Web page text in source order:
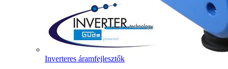
Inverteres áramfejlesztők